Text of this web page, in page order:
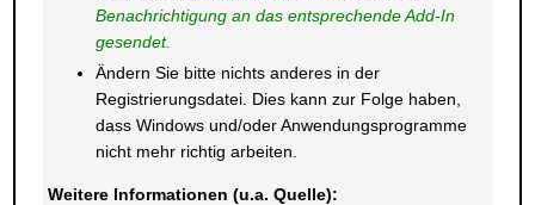
Benachrichtigung an das entsprechende Add-In
gesendet.
Ändern Sie bitte nichts anderes in der
Registrierungsdatei. Dies kann zur Folge haben,
dass Windows und/oder Anwendungsprogramme
nicht mehr richtig arbeiten.
Weitere Informationen (u.a. Quelle):